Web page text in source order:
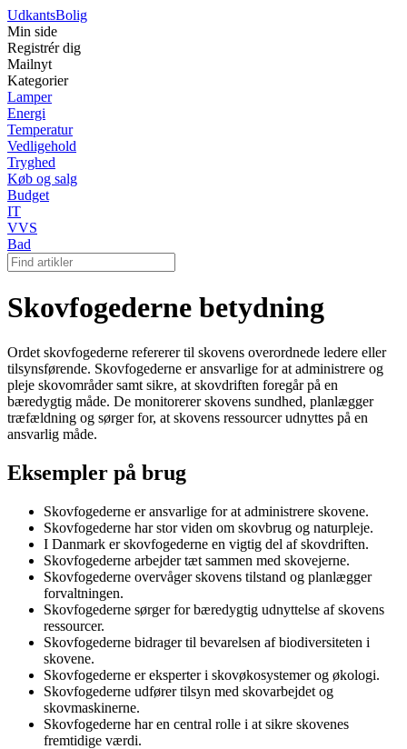
UdkantsBolig
Min side
Registrér dig
Mailnyt
Kategorier
Lamper
Energi
Temperatur
Vedligehold
Tryghed
Køb og salg
Budget
IT
VVS
Bad
Skovfogederne betydning
Ordet skovfogederne refererer til skovens overordnede ledere eller
tilsynsførende. Skovfogederne er ansvarlige for at administrere og
pleje skovområder samt sikre, at skovdriften foregår på en
bæredygtig måde. De monitorerer skovens sundhed, planlægger
træfældning og sørger for, at skovens ressourcer udnyttes på en
ansvarlig måde.
Eksempler på brug
Skovfogederne er ansvarlige for at administrere skovene.
Skovfogederne har stor viden om skovbrug og naturpleje.
I Danmark er skovfogederne en vigtig del af skovdriften.
Skovfogederne arbejder tæt sammen med skovejerne.
Skovfogederne overvåger skovens tilstand og planlægger
forvaltningen.
Skovfogederne sørger for bæredygtig udnyttelse af skovens
ressourcer.
Skovfogederne bidrager til bevarelsen af biodiversiteten i
skovene.
Skovfogederne er eksperter i skovøkosystemer og økologi.
Skovfogederne udfører tilsyn med skovarbejdet og
skovmaskinerne.
Skovfogederne har en central rolle i at sikre skovenes
fremtidige værdi.